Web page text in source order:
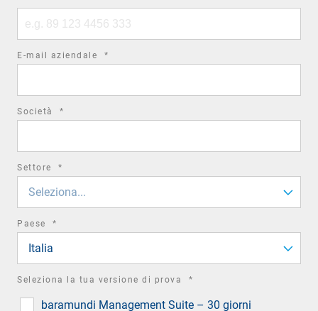
number
E-mail aziendale *
Società *
Settore *
Seleziona...
Paese *
Italia
Seleziona la tua versione di prova *
baramundi Management Suite – 30 giorni